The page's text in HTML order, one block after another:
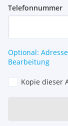
Telefonnummer
Optional:
Bearbeitung
Kopie dieser